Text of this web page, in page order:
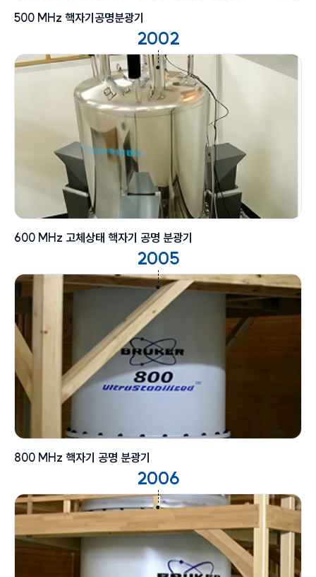
500 MHz 핵자기공명분광기
2002
600 MHz 고체상태 핵자기 공명 분광기
2005
800 MHz 핵자기 공명 분광기
2006